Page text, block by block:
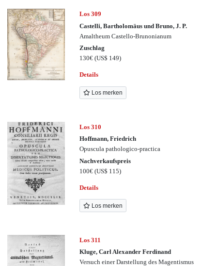
Los 309
Castelli, Bartholomäus und Bruno, J. P.
Amaltheum Castello-Brunonianum
Zuschlag
130€(US$ 149)
Details
Los merken
Los 310
Hoffmann, Friedrich
Opuscula pathologico-practica
Nachverkaufspreis
100€(US$ 115)
Details
Los merken
Los 311
Kluge, Carl Alexander Ferdinand
Versuch einer Darstellung des Magentismus